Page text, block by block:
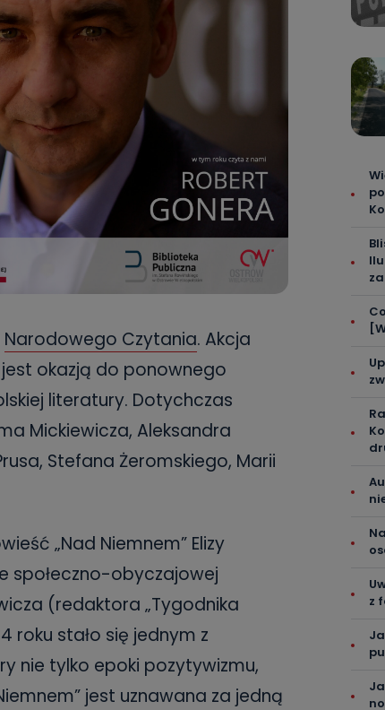
Narodowego Czytania. Akcja
okazją do ponownego
literatury. Dotychczas
Mickiewicza, Aleksandra
Stefana Żeromskiego, Marii
„Nad Niemnem” Elizy
społeczno-obyczajowej
(redaktora „Tygodnika
roku stało się jednym z
nie tylko epoki pozytywizmu,
jest uznawana za jedną
z